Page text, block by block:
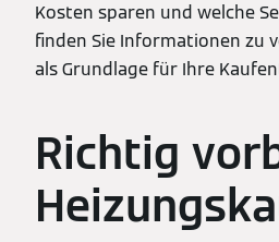
Kosten sparen und welche
finden Sie Informationen zu
als Grundlage für Ihre
Richtig